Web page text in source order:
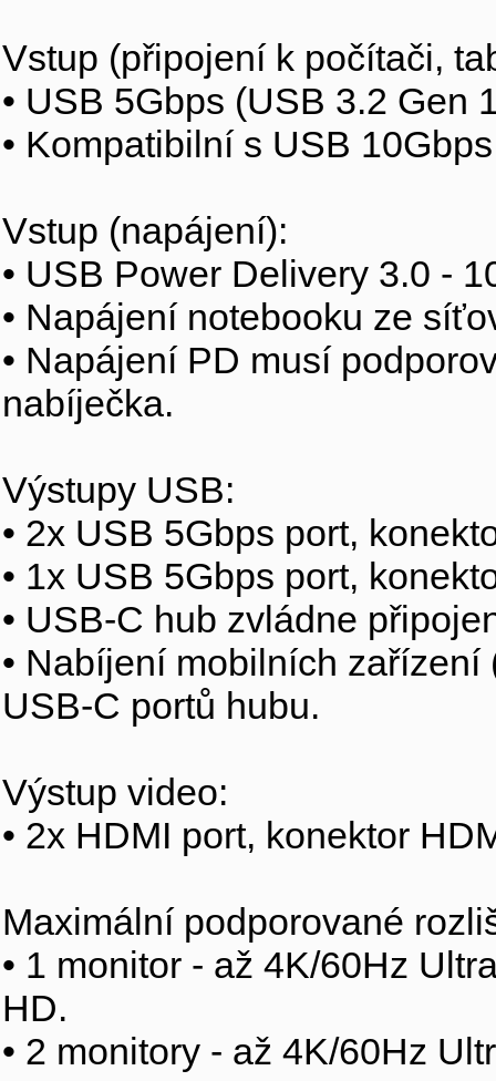
Vstup (připojení k počítači,
• USB 5Gbps (USB 3.2 Gen
• Kompatibilní s USB
Vstup (napájení):
• USB Power Delivery 3.0 -
• Napájení notebooku ze
• Napájení PD musí
nabíječka.
Výstupy USB:
• 2x USB 5Gbps port,
• 1x USB 5Gbps port,
• USB-C hub zvládne
• Nabíjení mobilních
USB-C portů hubu.
Výstup video:
• 2x HDMI port, konektor
Maximální podporované
• 1 monitor - až 4K/60Hz
HD.
• 2 monitory - až 4K/60Hz